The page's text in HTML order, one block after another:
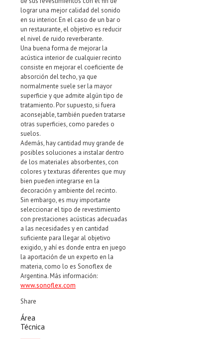
lograr una mejor calidad del sonido
en su interior. En el caso de un bar o
un restaurante, el objetivo es reducir
el nivel de ruido reverberante.
Una buena forma de mejorar la
acústica interior de cualquier recinto
consiste en mejorar el coeficiente de
absorción del techo, ya que
normalmente suele ser la mayor
superficie y que admite algún tipo de
tratamiento. Por supuesto, si fuera
aconsejable, también pueden tratarse
otras superficies, como paredes o
suelos.
Además, hay cantidad muy grande de
posibles soluciones a instalar dentro
de los materiales absorbentes, con
colores y texturas diferentes que muy
bien pueden integrarse en la
decoración y ambiente del recinto.
Sin embargo, es muy importante
seleccionar el tipo de revestimiento
con prestaciones acústicas adecuadas
a las necesidades y en cantidad
suficiente para llegar al objetivo
exigido, y ahí es donde entra en juego
la aportación de un experto en la
materia, como lo es Sonoflex de
Argentina. Más información:
www.sonoflex.com
Share
Área
Técnica